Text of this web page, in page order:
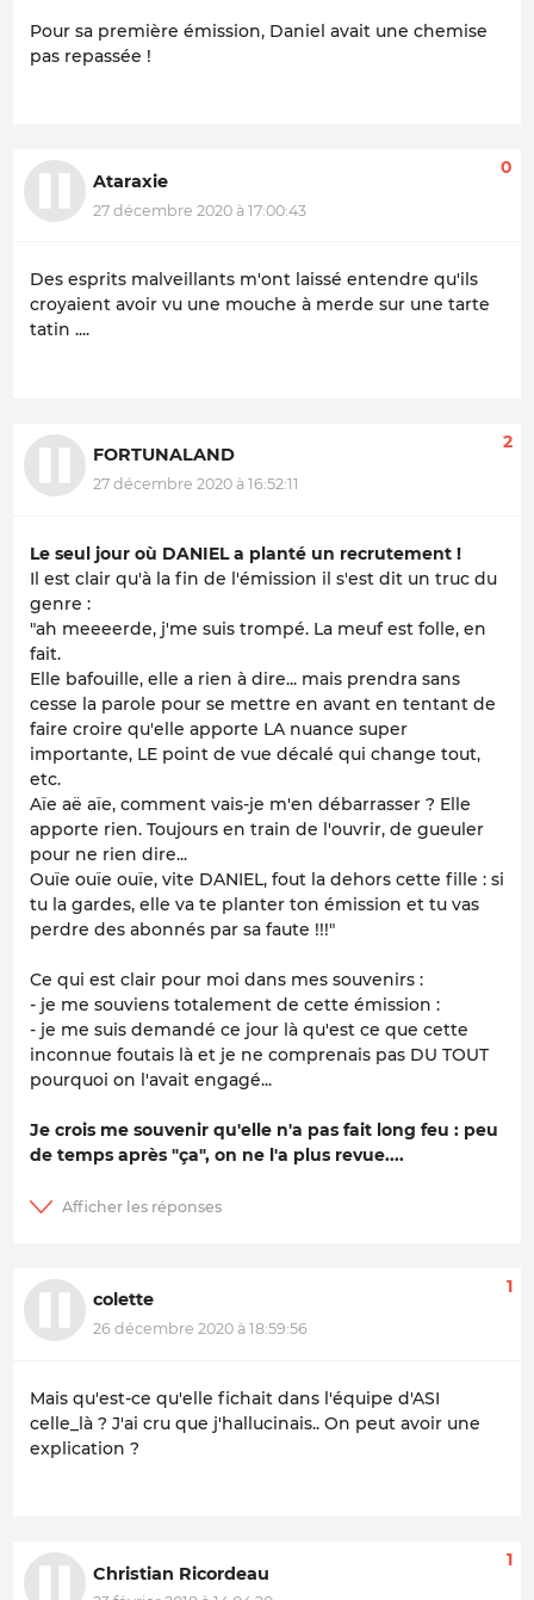
Pour sa première émission, Daniel avait une chemise
pas repassée !
Ataraxie
27 décembre 2020 à 17:00:43
0
Des esprits malveillants m'ont laissé entendre qu'ils
croyaient avoir vu une mouche à merde sur une tarte
tatin ....
FORTUNALAND
27 décembre 2020 à 16:52:11
2
Le seul jour où DANIEL a planté un recrutement !
Il est clair qu'à la fin de l'émission il s'est dit un truc du
genre :
"ah meeeerde, j'me suis trompé. La meuf est folle, en
fait.
Elle bafouille, elle a rien à dire... mais prendra sans
cesse la parole pour se mettre en avant en tentant de
faire croire qu'elle apporte LA nuance super
importante, LE point de vue décalé qui change tout,
etc.
Aïe aë aïe, comment vais-je m'en débarrasser ? Elle
apporte rien. Toujours en train de l'ouvrir, de gueuler
pour ne rien dire...
Ouïe ouïe ouïe, vite DANIEL, fout la dehors cette fille : si
tu la gardes, elle va te planter ton émission et tu vas
perdre des abonnés par sa faute !!!"
Ce qui est clair pour moi dans mes souvenirs :
- je me souviens totalement de cette émission :
- je me suis demandé ce jour là qu'est ce que cette
inconnue foutais là et je ne comprenais pas DU TOUT
pourquoi on l'avait engagé...
Je crois me souvenir qu'elle n'a pas fait long feu : peu
de temps après "ça", on ne l'a plus revue....
colette
26 décembre 2020 à 18:59:56
1
Mais qu'est-ce qu'elle fichait dans l'équipe d'ASI
celle_là ? J'ai cru que j'hallucinais.. On peut avoir une
explication ?
Christian Ricordeau
1